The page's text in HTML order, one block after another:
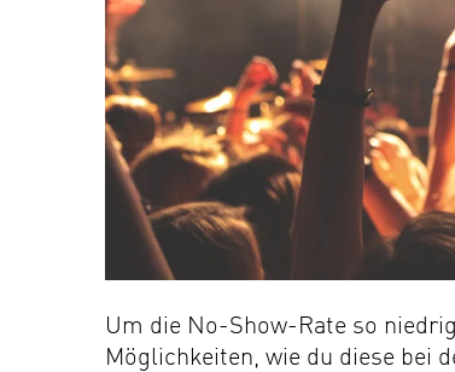
Um die No-Show-Rate so
Möglichkeiten, wie du diese bei